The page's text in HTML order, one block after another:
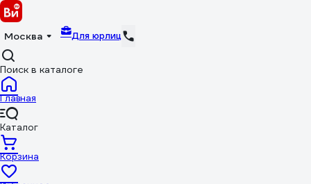
Москва Для юрлиц
Поиск в каталоге
Главная
Каталог
Корзина